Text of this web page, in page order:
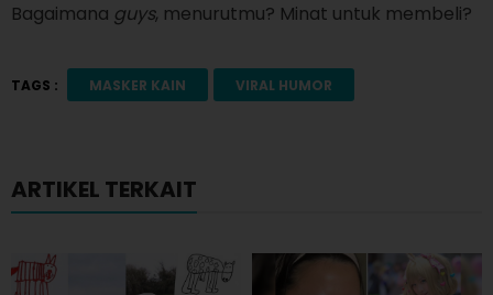
Bagaimana guys, menurutmu? Minat untuk membeli?
TAGS : MASKER KAIN VIRAL HUMOR
ARTIKEL TERKAIT